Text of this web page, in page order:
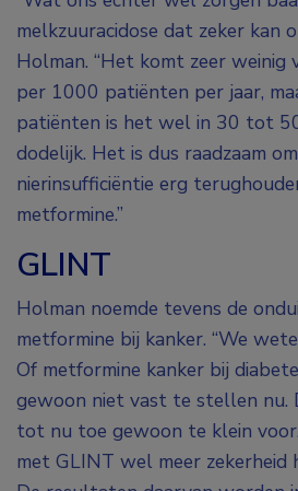
melkzuuracidose dat zeker kan
Holman. “Het komt zeer
per 1000 patiënten per jaar,
patiënten is het wel in 30 tot
dodelijk. Het is dus raadzaam
nierinsufficiëntie erg
metformine.”
GLINT
Holman noemde tevens de
metformine bij kanker. “We
Of metformine kanker bij
gewoon niet vast te stellen nu.
tot nu toe gewoon te klein
met GLINT wel meer zekerheid